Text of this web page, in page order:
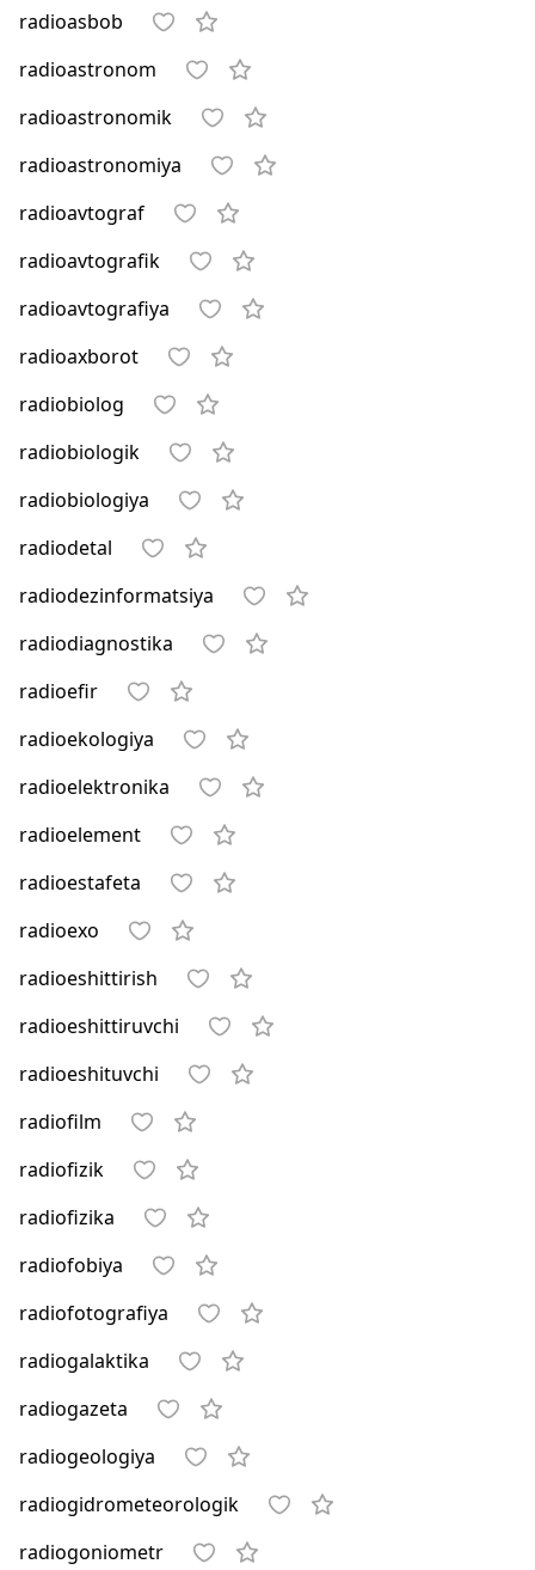
radioasbob
radioastronom
radioastronomik
radioastronomiya
radioavtograf
radioavtografik
radioavtografiya
radioaxborot
radiobiolog
radiobiologik
radiobiologiya
radiodetal
radiodezinformatsiya
radiodiagnostika
radioefir
radioekologiya
radioelektronika
radioelement
radioestafeta
radioexo
radioeshittirish
radioeshittiruvchi
radioeshituvchi
radiofilm
radiofizik
radiofizika
radiofobiya
radiofotografiya
radiogalaktika
radiogazeta
radiogeologiya
radiogidrometeorologik
radiogoniometr